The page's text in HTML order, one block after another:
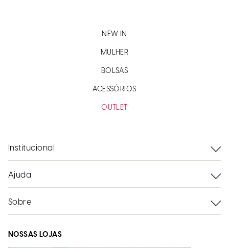
NEW IN
MULHER
BOLSAS
ACESSÓRIOS
OUTLET
Institucional
Ajuda
Sobre
NOSSAS LOJAS